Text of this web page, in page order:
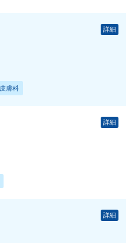
詳細
皮膚科
詳細
詳細